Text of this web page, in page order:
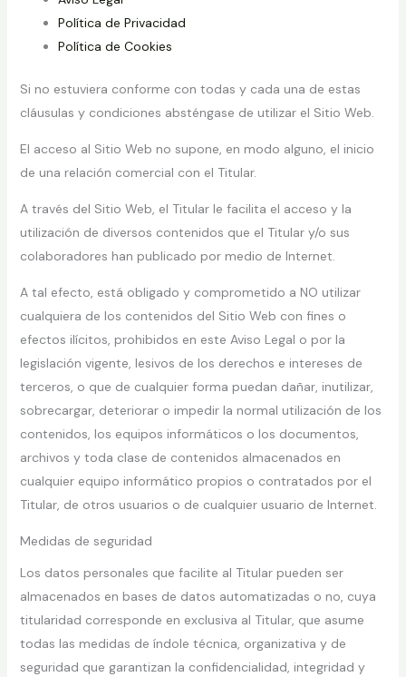
Política de Privacidad
Política de Cookies
Si no estuviera conforme con todas y cada una de estas
cláusulas y condiciones absténgase de utilizar el Sitio Web.
El acceso al Sitio Web no supone, en modo alguno, el inicio
de una relación comercial con el Titular.
A través del Sitio Web, el Titular le facilita el acceso y la
utilización de diversos contenidos que el Titular y/o sus
colaboradores han publicado por medio de Internet.
A tal efecto, está obligado y comprometido a NO utilizar
cualquiera de los contenidos del Sitio Web con fines o
efectos ilícitos, prohibidos en este Aviso Legal o por la
legislación vigente, lesivos de los derechos e intereses de
terceros, o que de cualquier forma puedan dañar, inutilizar,
sobrecargar, deteriorar o impedir la normal utilización de los
contenidos, los equipos informáticos o los documentos,
archivos y toda clase de contenidos almacenados en
cualquier equipo informático propios o contratados por el
Titular, de otros usuarios o de cualquier usuario de Internet.
Medidas de seguridad
Los datos personales que facilite al Titular pueden ser
almacenados en bases de datos automatizadas o no, cuya
titularidad corresponde en exclusiva al Titular, que asume
todas las medidas de índole técnica, organizativa y de
seguridad que garantizan la confidencialidad, integridad y